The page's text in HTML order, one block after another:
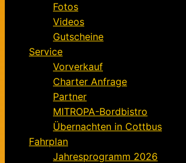
Fotos
Videos
Gutscheine
Service
Vorverkauf
Charter Anfrage
Partner
MITROPA-Bordbistro
Übernachten in Cottbus
Fahrplan
Jahresprogramm 2026